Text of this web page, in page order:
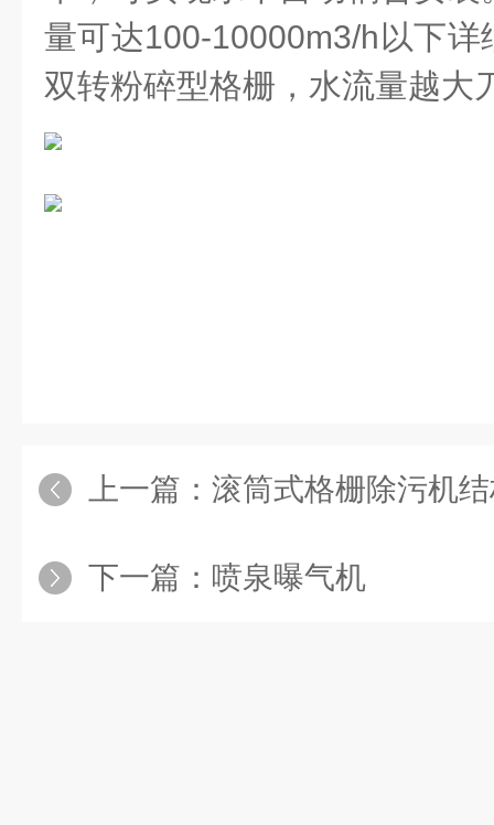
量可达100-10000m3/h以下
双转粉碎型格栅，水流量越大
上一篇： 滚筒式格栅除污机结构相
下一篇： 喷泉曝气机